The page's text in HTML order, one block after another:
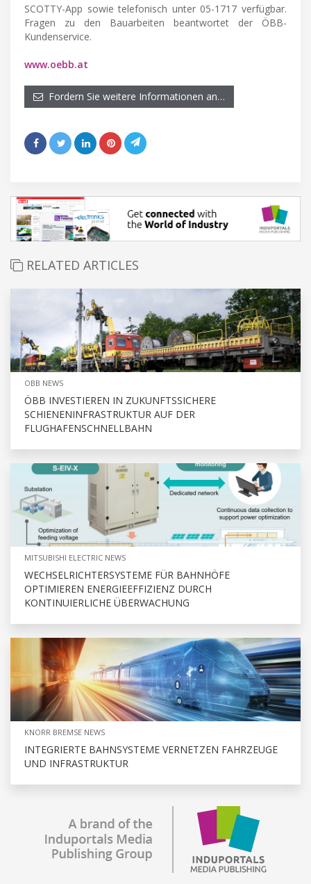
SCOTTY-App sowie telefonisch unter 05-1717 verfügbar.
Fragen zu den Bauarbeiten beantwortet der ÖBB-
Kundenservice.
www.oebb.at
Fordern Sie weitere Informationen an…
RELATED ARTICLES
OBB NEWS
ÖBB INVESTIEREN IN ZUKUNFTSSICHERE
SCHIENENINFRASTRUKTUR AUF DER
FLUGHAFENSCHNELLBAHN
MITSUBISHI ELECTRIC NEWS
WECHSELRICHTERSYSTEME FÜR BAHNHÖFE
OPTIMIEREN ENERGIEEFFIZIENZ DURCH
KONTINUIERLICHE ÜBERWACHUNG
KNORR BREMSE NEWS
INTEGRIERTE BAHNSYSTEME VERNETZEN FAHRZEUGE
UND INFRASTRUKTUR